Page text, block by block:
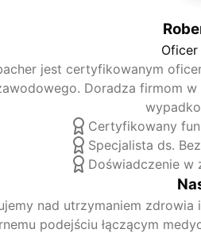
jest certyfikowanym
Doradza firmom
Certyfikowany
Specjalista ds.
Doświadczenie w
nad utrzymaniem
podejściu łączącym